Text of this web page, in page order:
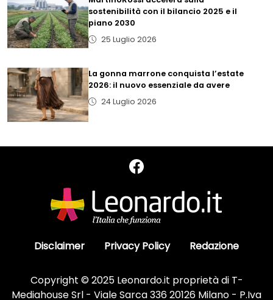
sostenibilità con il bilancio 2025 e il
piano 2030
25 Luglio 2026
La gonna marrone conquista l’estate
2026: il nuovo essenziale da avere
24 Luglio 2026
Disclaimer Privacy Policy Redazione
Copyright © 2025 Leonardo.it proprietà di T-
Mediahouse Srl - Viale Sarca 336 20126 Milano - P.Iva